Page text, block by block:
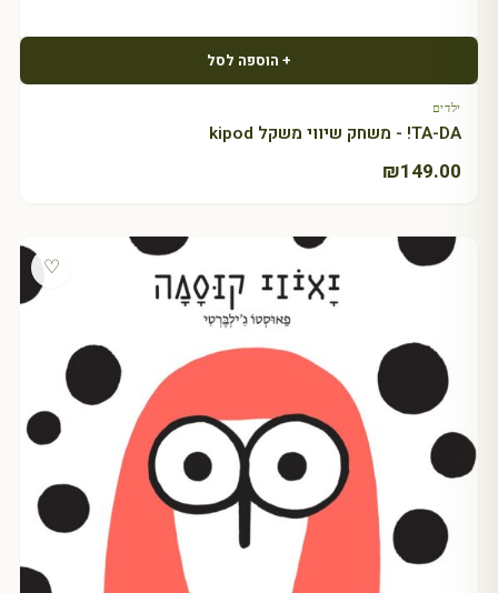
+ הוספה לסל
ילדים
TA-DA! - משחק שיווי משקל kipod
₪149.00
♡